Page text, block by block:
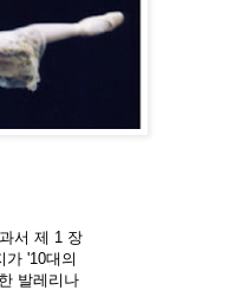
서 제 1 장
'10대의
발레리나